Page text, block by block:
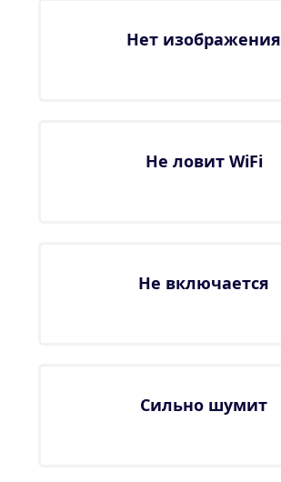
Нет изображения
Не ловит WiFi
Не включается
Сильно шумит